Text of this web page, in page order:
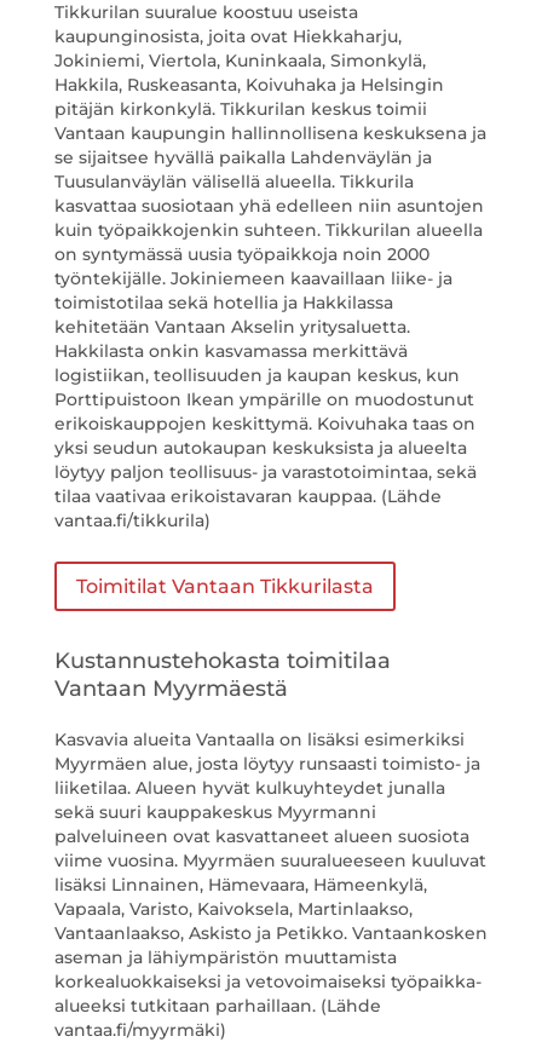
Tikkurilan suuralue koostuu useista
kaupunginosista, joita ovat Hiekkaharju,
Jokiniemi, Viertola, Kuninkaala, Simonkylä,
Hakkila, Ruskeasanta, Koivuhaka ja Helsingin
pitäjän kirkonkylä. Tikkurilan keskus toimii
Vantaan kaupungin hallinnollisena keskuksena ja
se sijaitsee hyvällä paikalla Lahdenväylän ja
Tuusulanväylän välisellä alueella. Tikkurila
kasvattaa suosiotaan yhä edelleen niin asuntojen
kuin työpaikkojenkin suhteen. Tikkurilan alueella
on syntymässä uusia työpaikkoja noin 2000
työntekijälle. Jokiniemeen kaavaillaan liike- ja
toimistotilaa sekä hotellia ja Hakkilassa
kehitetään Vantaan Akselin yritysaluetta.
Hakkilasta onkin kasvamassa merkittävä
logistiikan, teollisuuden ja kaupan keskus, kun
Porttipuistoon Ikean ympärille on muodostunut
erikoiskauppojen keskittymä. Koivuhaka taas on
yksi seudun autokaupan keskuksista ja alueelta
löytyy paljon teollisuus- ja varastotoimintaa, sekä
tilaa vaativaa erikoistavaran kauppaa. (Lähde
vantaa.fi/tikkurila)
Toimitilat Vantaan Tikkurilasta
Kustannustehokasta toimitilaa
Vantaan Myyrmäestä
Kasvavia alueita Vantaalla on lisäksi esimerkiksi
Myyrmäen alue, josta löytyy runsaasti toimisto- ja
liiketilaa. Alueen hyvät kulkuyhteydet junalla
sekä suuri kauppakeskus Myyrmanni
palveluineen ovat kasvattaneet alueen suosiota
viime vuosina. Myyrmäen suuralueeseen kuuluvat
lisäksi Linnainen, Hämevaara, Hämeenkylä,
Vapaala, Varisto, Kaivoksela, Martinlaakso,
Vantaanlaakso, Askisto ja Petikko. Vantaankosken
aseman ja lähiympäristön muuttamista
korkealuokkaiseksi ja vetovoimaiseksi työpaikka-
alueeksi tutkitaan parhaillaan. (Lähde
vantaa.fi/myyrmäki)